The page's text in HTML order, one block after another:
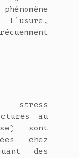
stress
au
sont
chez
des